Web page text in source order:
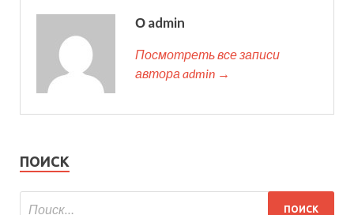
О admin
Посмотреть все записи
автора admin →
ПОИСК